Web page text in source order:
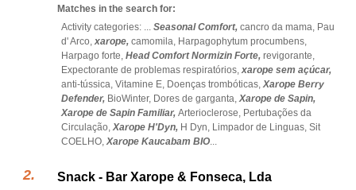
Matches in the search for:
Activity categories: ... Seasonal Comfort, cancro da mama, Pau
d' Arco,xarope, camomila, Harpagophytum procumbens,
Harpago forte, Head Comfort Normizin Forte, revigorante,
Expectorante de problemas respiratórios,xarope sem açúcar,
anti-tússica, Vitamine E, Doenças trombóticas,Xarope Berry
Defender, BioWinter, Dores de garganta,Xarope de Sapin,
Xarope de Sapin Familiar, Arterioclerose, Pertubações da
Circulação,Xarope H'Dyn, H Dyn, Limpador de Linguas, Sit
COELHO,Xarope Kaucabam BIO...
Snack - Bar Xarope & Fonseca, Lda